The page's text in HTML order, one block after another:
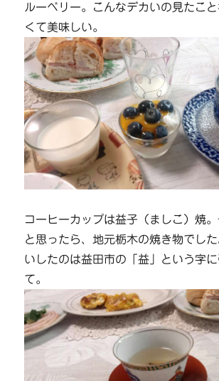
ルーベリー。こんなデカいの見たこ
くて美味しい。
コーヒーカップは益子（ましこ）焼
と思ったら、地元栃木の焼き物でし
いしたのは益田市の「益」という字
て。